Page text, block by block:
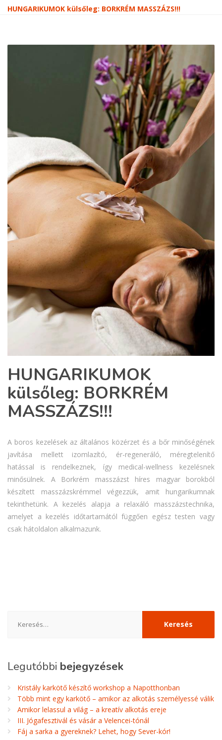
HUNGARIKUMOK külsőleg: BORKRÉM MASSZÁZS!!!
HUNGARIKUMOK
külsőleg: BORKRÉM
MASSZÁZS!!!
A boros kezelések az általános közérzet és a bőr minőségének
javítása mellett izomlazító, ér-regeneráló, méregtelenítő
hatással is rendelkeznek, így medical-wellness kezelésnek
minősülnek. A Borkrém masszázst híres magyar borokból
készített masszázskrémmel végezzük, amit hungarikumnak
tekinthetünk. A kezelés alapja a relaxáló masszázstechnika,
amelyet a kezelés időtartamától függően egész testen vagy
csak hátoldalon alkalmazunk.
Legutóbbi bejegyzések
Kristály karkötő készítő workshop a Napotthonban
Több mint egy karkötő – amikor az alkotás személyessé válik
Amikor lelassul a világ – a kreatív alkotás ereje
III. Jógafesztivál és vásár a Velencei-tónál
Fáj a sarka a gyereknek? Lehet, hogy Sever-kór!